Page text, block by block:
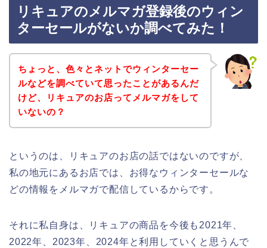
リキュアのメルマガ登録後のウィン
ターセールがないか調べてみた！
ちょっと、色々とネットでウィンターセー
ルなどを調べていて思ったことがあるんだ
けど、リキュアのお店ってメルマガをして
いないの？
というのは、リキュアのお店の話ではないのですが、
私の地元にあるお店では、お得なウィンターセールな
どの情報をメルマガで配信しているからです。
それに私自身は、リキュアの商品を今後も2021年、
2022年、2023年、2024年と利用していくと思うんで